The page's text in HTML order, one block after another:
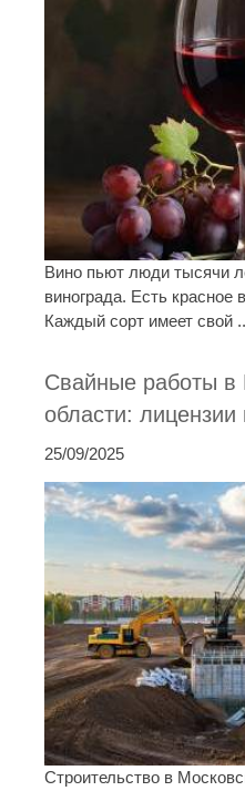
Вино пьют люди тысячи
винограда. Есть красное
Каждый сорт имеет свой
Свайные работы в
области: лицензии
25/09/2025
Строительство в